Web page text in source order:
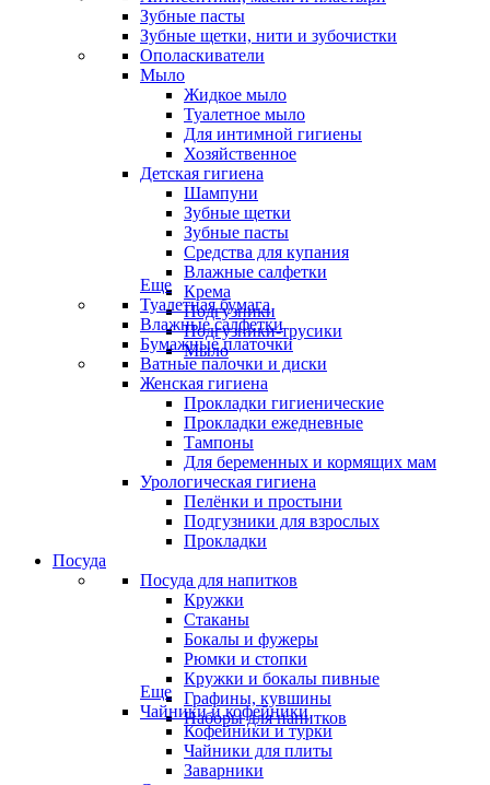
Зубные пасты
Зубные щетки, нити и зубочистки
Ополаскиватели
Мыло
Жидкое мыло
Туалетное мыло
Для интимной гигиены
Хозяйственное
Детская гигиена
Шампуни
Зубные щетки
Зубные пасты
Средства для купания
Влажные салфетки
Крема
Подгузники
Подгузники-трусики
Мыло
Еще
Туалетная бумага
Влажные салфетки
Бумажные платочки
Ватные палочки и диски
Женская гигиена
Прокладки гигиенические
Прокладки ежедневные
Тампоны
Для беременных и кормящих мам
Урологическая гигиена
Пелёнки и простыни
Подгузники для взрослых
Прокладки
Посуда
Посуда для напитков
Кружки
Стаканы
Бокалы и фужеры
Рюмки и стопки
Кружки и бокалы пивные
Графины, кувшины
Наборы для напитков
Еще
Чайники и кофейники
Кофейники и турки
Чайники для плиты
Заварники